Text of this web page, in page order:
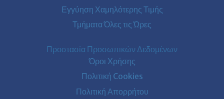
Εγγύηση Χαμηλότερης Τιμής
Τμήματα Όλες τις Ώρες
Προστασία Προσωπικών Δεδομένων
Όροι Χρήσης
Πολιτική Cookies
Πολιτική Απορρήτου